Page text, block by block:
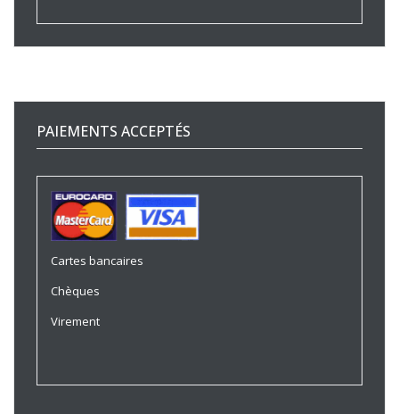
PAIEMENTS ACCEPTÉS
Cartes bancaires
Chèques
Virement